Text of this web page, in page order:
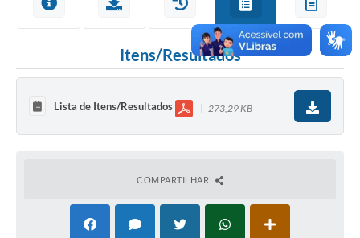
Itens/Resultados
Lista de Itens/Resultados 273,29 KB
COMPARTILHAR